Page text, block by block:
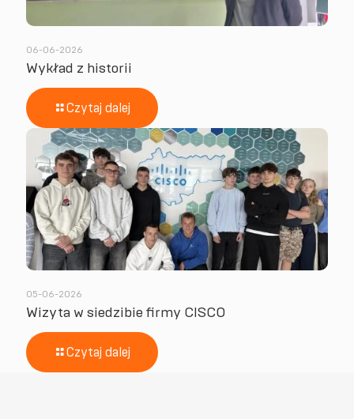
06-06-2026
Wykład z historii
Czytaj dalej
05-06-2026
Wizyta w siedzibie firmy CISCO
Czytaj dalej